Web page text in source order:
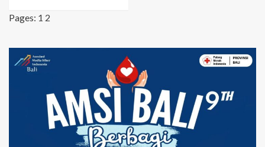
Pages: 1 2